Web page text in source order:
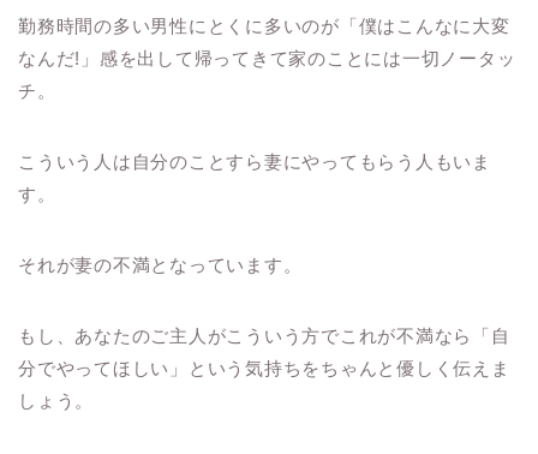
勤務時間の多い男性にとくに多いのが「僕はこんなに大変
なんだ! 」感を出して帰ってきて家のことには一切ノータッ
チ。
こういう人は自分のことすら妻にやってもらう人もいま
す。
それが妻の不満となっています。
もし、あなたのご主人がこういう方でこれが不満なら「自
分でやってほしい」という気持ちをちゃんと優しく伝えま
しょう。